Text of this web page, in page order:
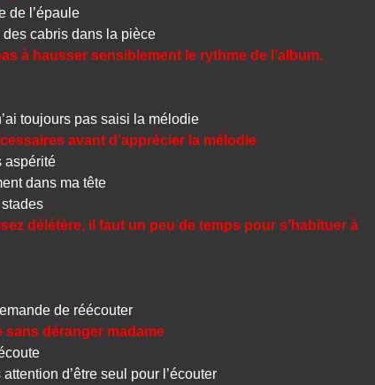
l’épaule
cabris dans la pièce
à hausser sensiblement le rythme de l’album.
toujours pas saisi la mélodie
avant d’apprécier la mélodie
dans ma tête
délétère, il faut un peu de temps pour s’habituer à
de réécouter
sans déranger madame
d’être seul pour l’écouter